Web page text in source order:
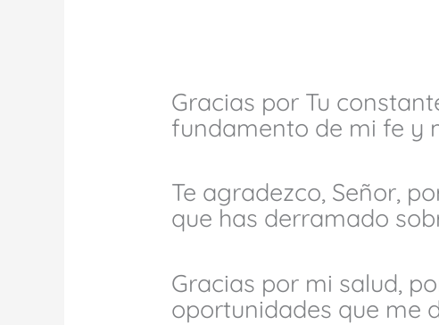
Gracias por Tu
fundamento de mi fe y
Te agradezco, Señor,
que has derramado
Gracias por mi salud,
oportunidades que me